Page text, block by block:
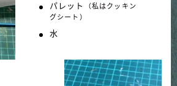
パレット
（私はクッキン
グシート）
水